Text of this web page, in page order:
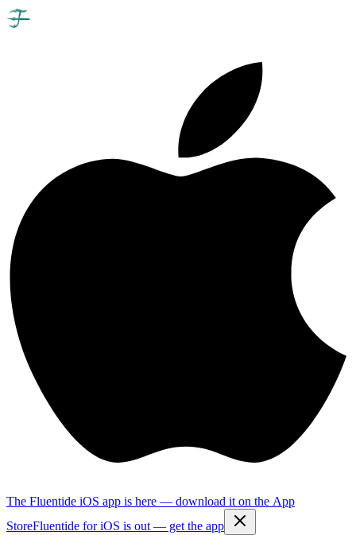
The Fluentide iOS app is here — download it on the App
StoreFluentide for iOS is out — get the app